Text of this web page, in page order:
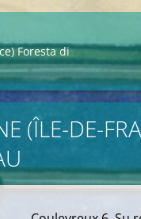
Foresta di
(ÎLE-DE-